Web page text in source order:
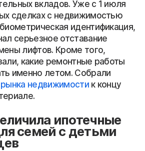
вкладов. Уже с 1 июля
сделках с недвижимостью
идентификация,
серьезное отставание
лифтов. Кроме того,
какие ремонтные работы
именно летом. Собрали
недвижимостик концу
ипотечные
семей с детьми